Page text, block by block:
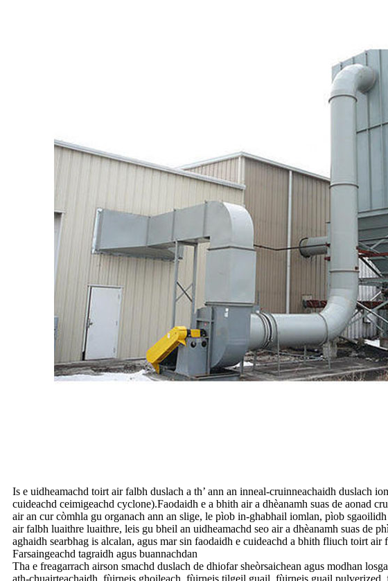
Is e uidheamachd toirt air falbh duslach a th’ ann an inneal-cruinneachaidh duslach
cuideachd ceimigeachd cyclone).Faodaidh e a bhith air a dhèanamh suas de aonad
air an cur còmhla gu organach ann an slige, le pìob in-ghabhail iomlan, pìob
air falbh luaithre luaithre, leis gu bheil an uidheamachd seo air a dhèanamh suas de
aghaidh searbhag is alcalan, agus mar sin faodaidh e cuideachd a bhith fliuch toirt air
Farsaingeachd tagraidh agus buannachdan
Tha e freagarrach airson smachd duslach de dhiofar sheòrsaichean agus modhan